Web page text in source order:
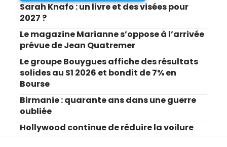
Sarah Knafo : un livre et des visées pour
2027 ?
Le magazine Marianne s’oppose à l’arrivée
prévue de Jean Quatremer
Le groupe Bouygues affiche des résultats
solides au S1 2026 et bondit de 7% en
Bourse
Birmanie : quarante ans dans une guerre
oubliée
Hollywood continue de réduire la voilure